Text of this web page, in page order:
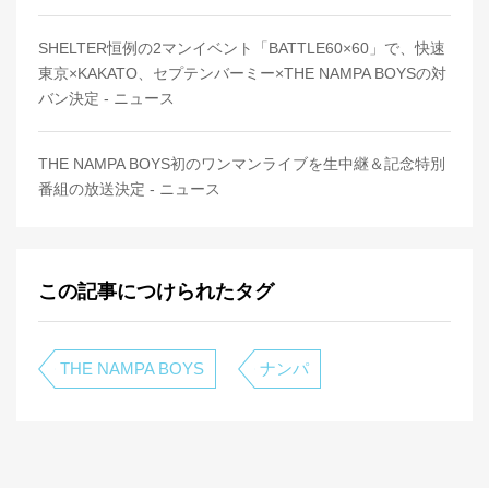
SHELTER恒例の2マンイベント「BATTLE60×60」で、快速
東京×KAKATO、セプテンバーミー×THE NAMPA BOYSの対
バン決定 - ニュース
THE NAMPA BOYS初のワンマンライブを生中継＆記念特別
番組の放送決定 - ニュース
この記事につけられたタグ
THE NAMPA BOYS ナンパ